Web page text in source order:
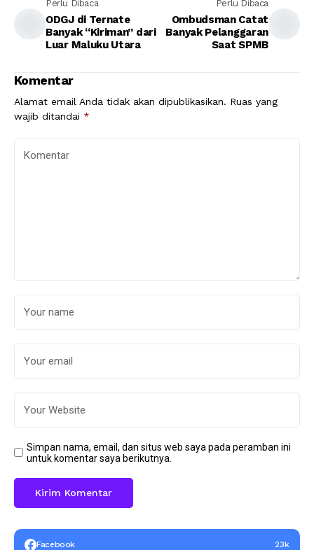
Perlu Dibaca
ODGJ di Ternate
Banyak “Kiriman” dari
Luar Maluku Utara
Perlu Dibaca
Ombudsman Catat
Banyak Pelanggaran
Saat SPMB
Komentar
Alamat email Anda tidak akan dipublikasikan. Ruas yang
wajib ditandai *
Simpan nama, email, dan situs web saya pada peramban ini
untuk komentar saya berikutnya.
Facebook 23k